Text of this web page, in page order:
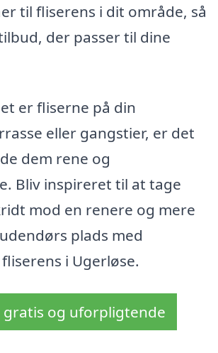
til fliserens i dit område, så
der passer til dine
er fliserne på din
eller gangstier, er det
dem rene og
Bliv inspireret til at tage
mod en renere og mere
plads med
i Ugerløse.
gratis og uforpligtende